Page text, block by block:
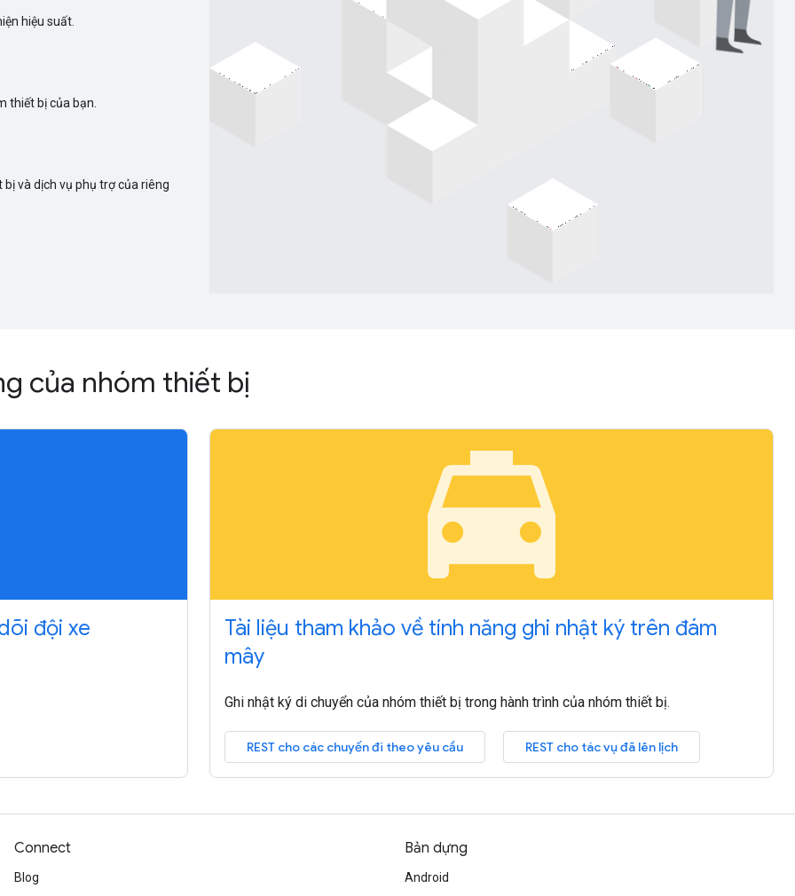
hiệu suất.
thiết bị của bạn.
và dịch vụ phụ trợ của riêng
của nhóm thiết bị
đội xe
local_taxi
Tài liệu tham khảo về tính năng ghi nhật ký trên đám
mây
Ghi nhật ký di chuyển của nhóm thiết bị trong hành trình của nhóm thiết bị.
REST cho các chuyến đi theo yêu cầu REST cho tác vụ đã lên lịch
Connect
Blog
Bản dựng
Android